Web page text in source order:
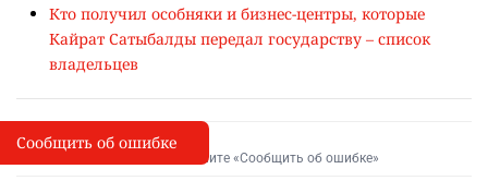
Кто получил особняки и бизнес-центры, которые
Кайрат Сатыбалды передал государству – список
владельцев
I
Сообщить об опечатке
Выделите фрагмент и нажмите «Сообщить об ошибке»
Сообщить об ошибке